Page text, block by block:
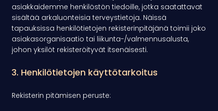
asiakkaidemme henkilöstön tiedoille, jotka saatattavat
sisältää arkaluonteisia terveystietoja. Näissä
tapauksissa henkilötietojen rekisterinpitäjänä toimii joko
asiakasorganisaatio tai liikunta-/valmennusalusta,
johon yksilöt rekisteröityvät itsenäisesti.
3. Henkilötietojen käyttötarkoitus
Rekisterin pitämisen peruste: